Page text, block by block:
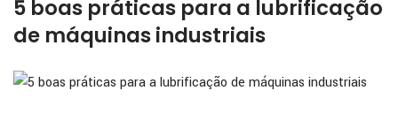
5 boas práticas para a lubrificação
de máquinas industriais